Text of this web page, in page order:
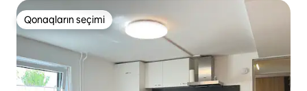
Qonaqların seçimi
Qonaqların seçimi